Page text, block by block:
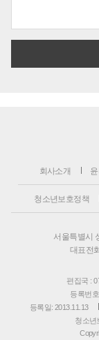
회사소개
청소년보호정책
서울특별시
대표전
편집국 :
등록번
등록일: 2013.11.13
청소년